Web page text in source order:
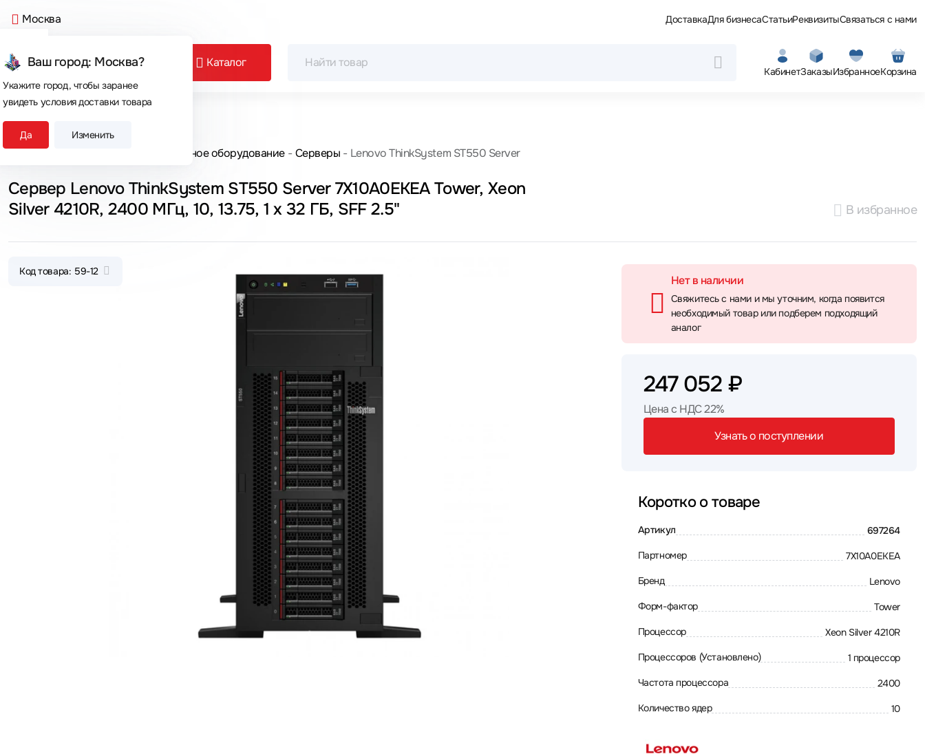
Москва
Ваш город: Москва?
Укажите город, чтобы заранее
увидеть условия доставки товара
Да Изменить
ДоставкаДля бизнесаСтатьиРеквизитыСвязаться с нами
Каталог
КабинетЗаказыИзбранноеКорзина
Сегодня покупают
Главная Серверное оборудование Серверы Lenovo ThinkSystem ST550 Server
Сервер Lenovo ThinkSystem ST550 Server 7X10A0EKEA Tower, Xeon
Silver 4210R, 2400 МГц, 10, 13.75, 1 x 32 ГБ, SFF 2.5"
В избранное
Код товара: 59-12
Нет в наличии
Свяжитесь с нами и мы уточним, когда появится
необходимый товар или подберем подходящий
аналог
247 052 ₽
Цена с НДС 22%
Узнать о поступлении
Коротко о товаре
Артикул 697264
Партномер 7X10A0EKEA
Бренд Lenovo
Форм-фактор Tower
Процессор Xeon Silver 4210R
Процессоров (Установлено) 1 процессор
Частота процессора 2400
Количество ядер 10